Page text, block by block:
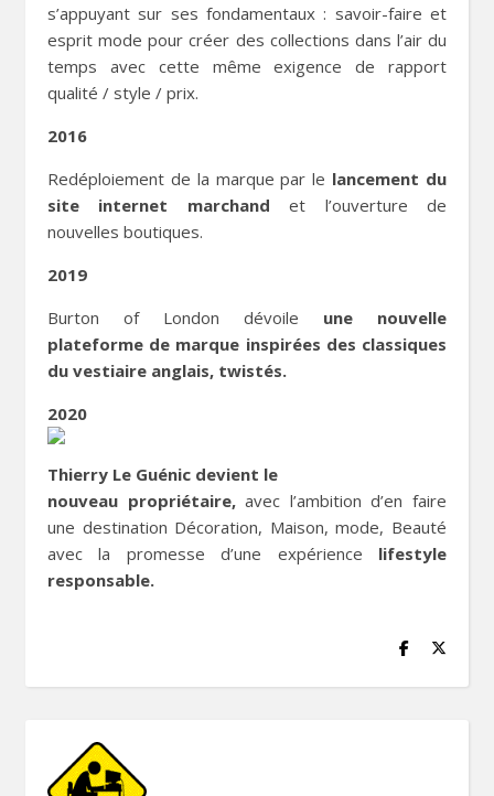
s’appuyant sur ses fondamentaux : savoir-faire et
esprit mode pour créer des collections dans l’air du
temps avec cette même exigence de rapport
qualité / style / prix.
2016
Redéploiement de la marque par le lancement du
site internet marchand et l’ouverture de
nouvelles boutiques.
2019
Burton of London dévoile une nouvelle
plateforme de marque inspirées des classiques
du vestiaire anglais, twistés.
2020
Thierry Le Guénic devient le
nouveau propriétaire,avec l’ambition d’en faire
une destination Décoration, Maison, mode, Beauté
avec la promesse d’une expérience lifestyle
responsable.